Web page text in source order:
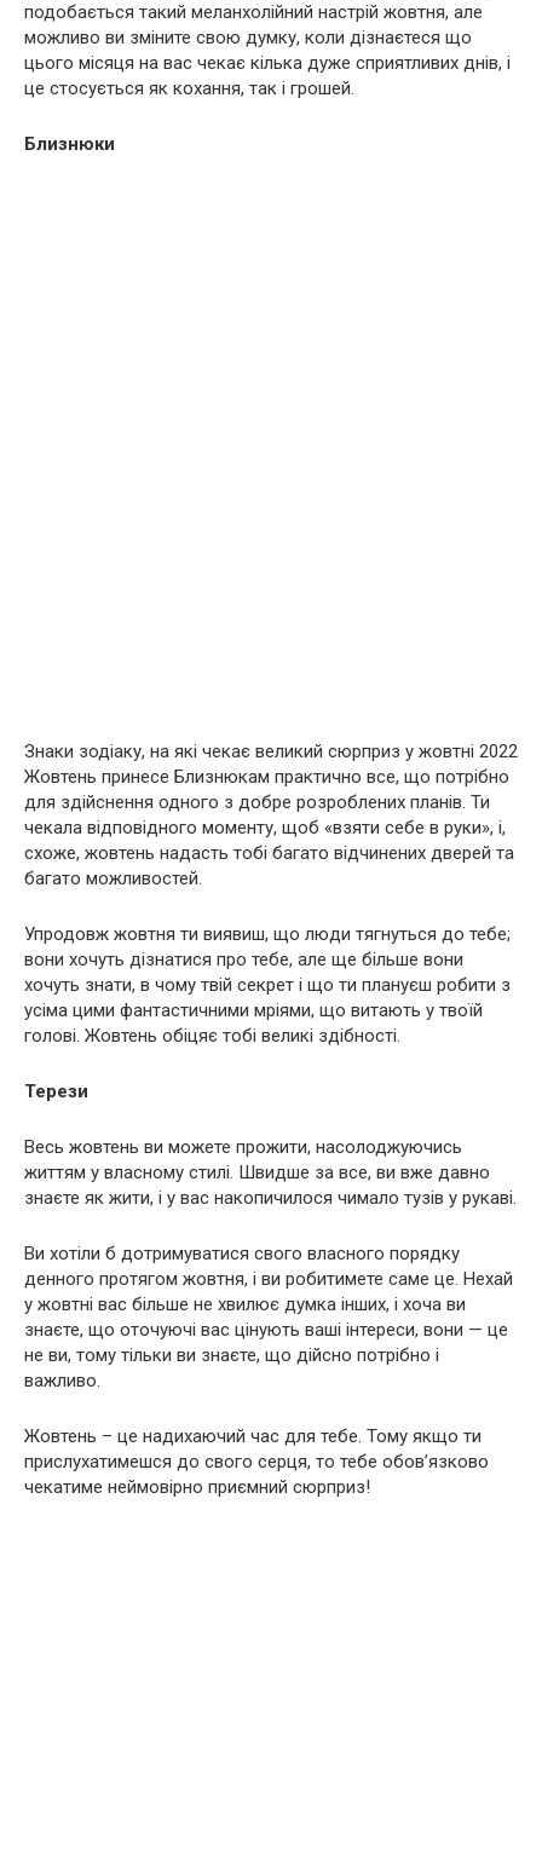
подобається такий меланхолійний настрій жовтня, але
можливо ви зміните свою думку, коли дізнаєтеся що
цього місяця на вас чекає кілька дуже сприятливих днів, і
це стосується як кохання, так і грошей.
Близнюки
Знаки зодіаку, на які чекає великий сюрприз у жовтні 2022
Жовтень принесе Близнюкам практично все, що потрібно
для здійснення одного з добре розроблених планів. Ти
чекала відповідного моменту, щоб «взяти себе в руки», і,
схоже, жовтень надасть тобі багато відчинених дверей та
багато можливостей.
Упродовж жовтня ти виявиш, що люди тягнуться до тебе;
вони хочуть дізнатися про тебе, але ще більше вони
хочуть знати, в чому твій секрет і що ти плануєш робити з
усіма цими фантастичними мріями, що витають у твоїй
голові. Жовтень обіцяє тобі великі здібності.
Терези
Весь жовтень ви можете прожити, насолоджуючись
життям у власному стилі. Швидше за все, ви вже давно
знаєте як жити, і у вас накопичилося чимало тузів у рукаві.
Ви хотіли б дотримуватися свого власного порядку
денного протягом жовтня, і ви робитимете саме це. Нехай
у жовтні вас більше не хвилює думка інших, і хоча ви
знаєте, що оточуючі вас цінують ваші інтереси, вони — це
не ви, тому тільки ви знаєте, що дійсно потрібно і
важливо.
Жовтень – це надихаючий час для тебе. Тому якщо ти
прислухатимешся до свого серця, то тебе обов’язково
чекатиме неймовірно приємний сюрприз!